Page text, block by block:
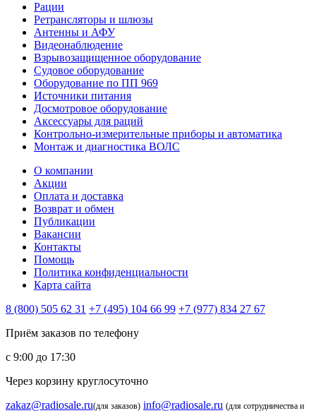
Рации
Ретрансляторы и шлюзы
Антенны и АФУ
Видеонаблюдение
Взрывозащищенное оборудование
Судовое оборудование
Оборудование по ПП 969
Источники питания
Досмотровое оборудование
Аксессуары для раций
Контрольно-измерительные приборы и автоматика
Монтаж и диагностика ВОЛС
О компании
Акции
Оплата и доставка
Возврат и обмен
Публикации
Вакансии
Контакты
Помощь
Политика конфиденциальности
Карта сайта
8 (800) 505 62 31 +7 (495) 104 66 99 +7 (977) 834 27 67
Приём заказов по телефону
с 9:00 до 17:30
Через корзину круглосуточно
zakaz@radiosale.ru(для заказов) info@radiosale.ru (для сотрудничества и